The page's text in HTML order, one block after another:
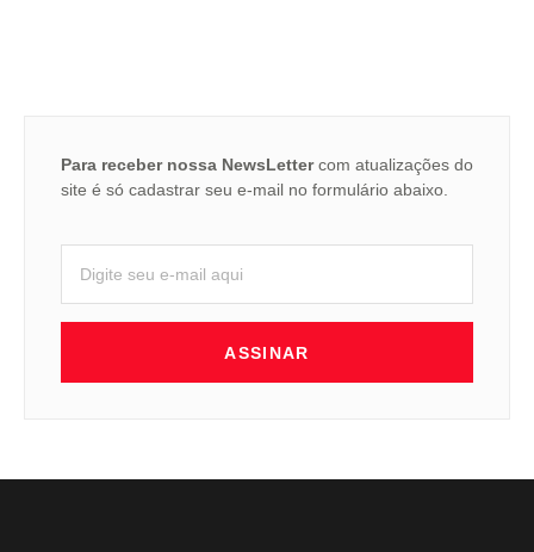
Para receber nossa NewsLettercom atualizações do
site é só cadastrar seu e-mail no formulário abaixo.
ASSINAR